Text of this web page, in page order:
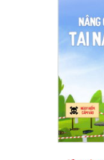
Hornet
500 (xe
Phường
truyền,
Quyết
và cung
nhân...